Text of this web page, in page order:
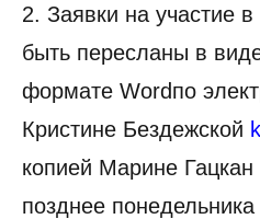
2. Заявки на участие
быть пересланы в
формате Wordпо
Кристине Бездежской
копией Марине Гацкан
позднее